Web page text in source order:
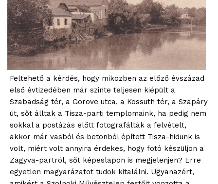
Feltehető a kérdés, hogy miközben az előző évszázad
első évtizedében már szinte teljesen kiépült a
Szabadság tér, a Gorove utca, a Kossuth tér, a Szapáry
út, sőt álltak a Tisza-parti templomaink, ha pedig nem
sokkal a postázás előtt fotografálták a felvételt,
akkor már vasból és betonból épített Tisza-hidunk is
volt, miért volt annyira érdekes, hogy fotó készüljön a
Zagyva-partról, sőt képeslapon is megjelenjen? Erre
egyetlen magyarázatot tudok kitalálni. Ugyanazért,